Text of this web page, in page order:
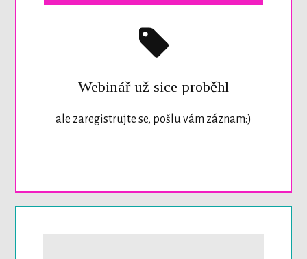
Webinář už sice proběhl
ale zaregistrujte se, pošlu vám záznam:)